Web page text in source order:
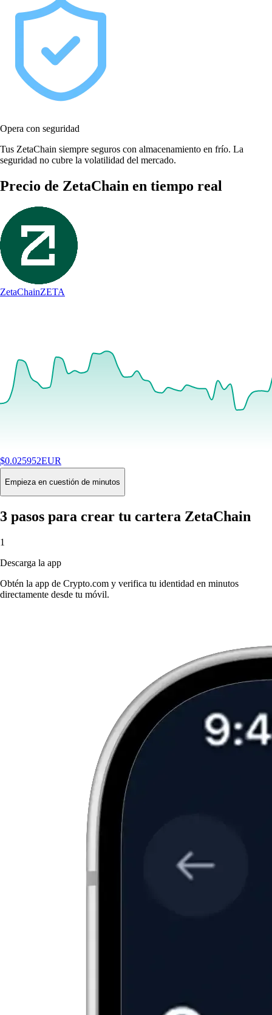
Opera con seguridad
Tus ZetaChain siempre seguros con almacenamiento en frío. La
seguridad no cubre la volatilidad del mercado.
Precio de ZetaChain en tiempo real
ZetaChainZETA
$0.025952EUR
+2.50%24H
Buy
Empieza en cuestión de minutos
3 pasos para crear tu cartera ZetaChain
1
Descarga la app
Obtén la app de Crypto.com y verifica tu identidad en minutos
directamente desde tu móvil.